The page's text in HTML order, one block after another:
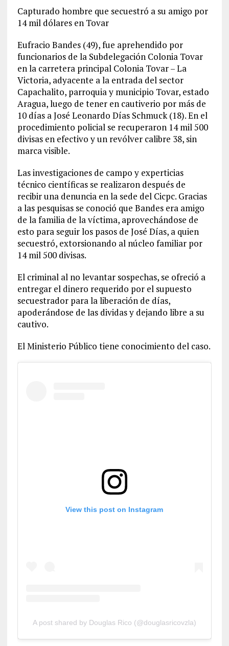
Capturado hombre que secuestró a su amigo por
14 mil dólares en Tovar
Eufracio Bandes (49), fue aprehendido por
funcionarios de la Subdelegación Colonia Tovar
en la carretera principal Colonia Tovar – La
Victoria, adyacente a la entrada del sector
Capachalito, parroquia y municipio Tovar, estado
Aragua, luego de tener en cautiverio por más de
10 días a José Leonardo Días Schmuck (18). En el
procedimiento policial se recuperaron 14 mil 500
divisas en efectivo y un revólver calibre 38, sin
marca visible.
Las investigaciones de campo y experticias
técnico científicas se realizaron después de
recibir una denuncia en la sede del Cicpc. Gracias
a las pesquisas se conoció que Bandes era amigo
de la familia de la víctima, aprovechándose de
esto para seguir los pasos de José Días, a quien
secuestró, extorsionando al núcleo familiar por
14 mil 500 divisas.
El criminal al no levantar sospechas, se ofreció a
entregar el dinero requerido por el supuesto
secuestrador para la liberación de días,
apoderándose de las dividas y dejando libre a su
cautivo.
El Ministerio Público tiene conocimiento del caso.
View this post on Instagram
A post shared by Douglas Rico (@douglasricovzla)